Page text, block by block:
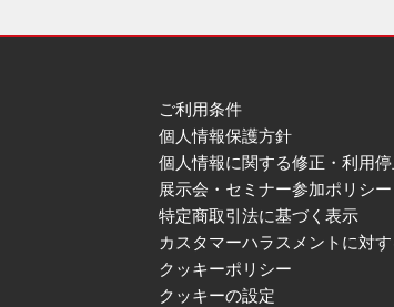
ご利用条件
個人情報保護方針
個人情報に関する修正・利用
展示会・セミナー参加ポリシー
特定商取引法に基づく表示
カスタマーハラスメントに対
クッキーポリシー
クッキーの設定